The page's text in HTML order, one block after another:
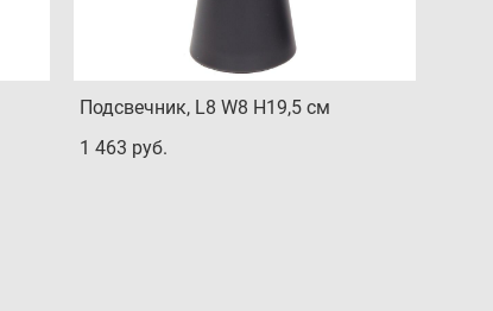
Подсвечник, L8 W8 H19,5 см
1 463 pуб.